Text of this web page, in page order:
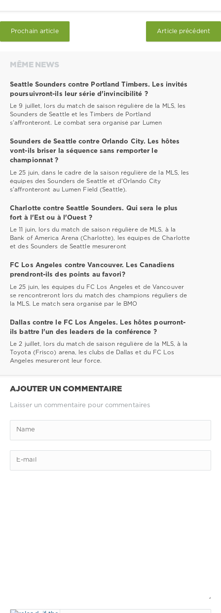
Prochain article Article précédent
MÊME NEWS
Seattle Sounders contre Portland Timbers. Les invités
poursuivront-ils leur série d'invincibilité ?
Le 9 juillet, lors du match de saison régulière de la MLS, les
Sounders de Seattle et les Timbers de Portland
s'affronteront. Le combat sera organisé par Lumen
Sounders de Seattle contre Orlando City. Les hôtes
vont-ils briser la séquence sans remporter le
championnat ?
Le 25 juin, dans le cadre de la saison régulière de la MLS, les
équipes des Sounders de Seattle et d'Orlando City
s'affronteront au Lumen Field (Seattle).
Charlotte contre Seattle Sounders. Qui sera le plus
fort à l'Est ou à l'Ouest ?
Le 11 juin, lors du match de saison régulière de MLS, à la
Bank of America Arena (Charlotte), les équipes de Charlotte
et des Sounders de Seattle mesureront
FC Los Angeles contre Vancouver. Les Canadiens
prendront-ils des points au favori?
Le 25 juin, les équipes du FC Los Angeles et de Vancouver
se rencontreront lors du match des champions réguliers de
la MLS. Le match sera organisé par le BMO
Dallas contre le FC Los Angeles. Les hôtes pourront-
ils battre l'un des leaders de la conférence ?
Le 2 juillet, lors du match de saison régulière de la MLS, à la
Toyota (Frisco) arena, les clubs de Dallas et du FC Los
Angeles mesureront leur force.
AJOUTER UN COMMENTAIRE
Laisser un commentaire pour commentaires